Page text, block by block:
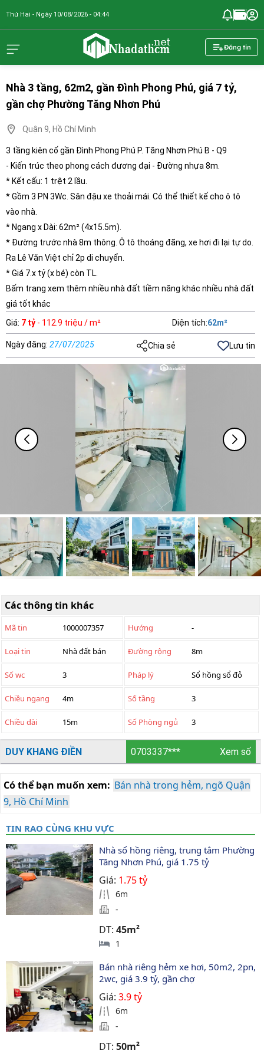
Thứ Hai - Ngày 10/08/2026 - 04:44
Đăng tin
Nhà 3 tầng, 62m2, gần Đình Phong Phú, giá 7 tỷ,
gần chợ Phường Tăng Nhơn Phú
Quận 9, Hồ Chí Minh
3 tầng kiên cố gần Đình Phong Phú P. Tăng Nhơn Phú B - Q9
- Kiến trúc theo phong cách đương đại - Đường nhựa 8m.
* Kết cấu: 1 trệt 2 lầu.
* Gồm 3 PN 3Wc. Sân đậu xe thoải mái. Có thể thiết kế cho ô tô
vào nhà.
* Ngang x Dài: 62m² (4x15.5m).
* Đường trước nhà 8m thông. Ô tô thoáng đãng, xe hơi đi lại tự do.
Ra Lê Văn Việt chỉ 2p di chuyển.
* Giá 7.x tỷ (x bé) còn TL.
Bấm trang xem thêm nhiều nhà đất tiềm năng khác nhiều nhà đất
giá tốt khác
Giá: 7 tỷ - 112.9 triệu / m² Diện tích:62m²
Ngày đăng: 27/07/2025 Chia sẻ Lưu tin
Các thông tin khác
Mã tin 1000007357 Hướng -
Loại tin Nhà đất bán Đường rộng 8m
Số wc 3 Pháp lý Sổ hồng sổ đỏ
Chiều ngang 4m Số tầng 3
Chiều dài 15m Số Phòng ngủ 3
DUY KHANG ĐIỀN 0703337*** Xem số
Có thể bạn muốn xem: Bán nhà trong hẻm, ngõ Quận
9, Hồ Chí Minh
TIN RAO CÙNG KHU VỰC
Nhà sổ hồng riêng, trung tâm Phường
Tăng Nhơn Phú, giá 1.75 tỷ
Giá: 1.75 tỷ
6m
-
DT:45m²
1
Bán nhà riêng hẻm xe hơi, 50m2, 2pn,
2wc, giá 3.9 tỷ, gần chợ
Giá:3.9 tỷ
6m
-
DT:50m²